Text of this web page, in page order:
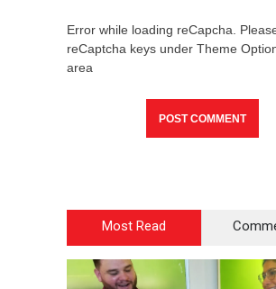
Error while loading reCapcha.
reCaptcha keys under Theme
area
Most Read